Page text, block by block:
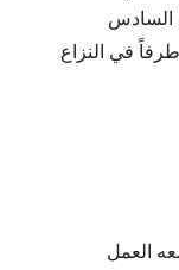
السادس
من كان طرفاً في النزاع
العمل